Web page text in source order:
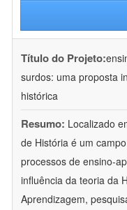
Título do Projeto:
surdos: uma proposta
histórica
Resumo: Localizado
de História é um
processos de ensino-
influência da teoria da
Aprendizagem,